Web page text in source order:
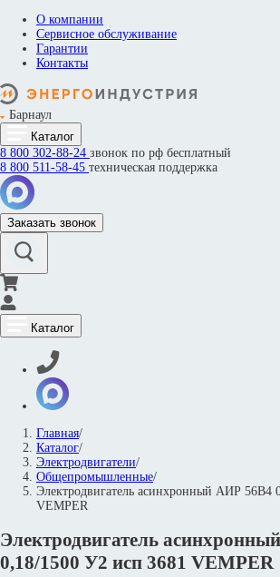
О компании
Сервисное обслуживание
Гарантии
Контакты
Барнаул
Каталог
8 800 302-88-24 звонок по рф бесплатный
8 800 511-58-45 техническая поддержка
Заказать звонок
Каталог
Главная/
Каталог/
Электродвигатели/
Общепромышленные/
Электродвигатель асинхронный АИР 56В4
VEMPER
Электродвигатель
0,18/1500 У2 исп 3681 VEMPER